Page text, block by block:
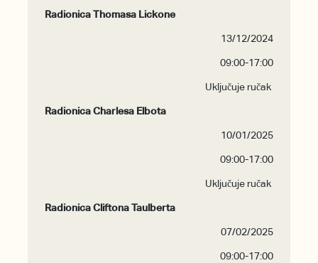
Radionica Thomasa Lickone
13/12/2024
09:00-17:00
Uključuje ručak
Radionica Charlesa Elbota
10/01/2025
09:00-17:00
Uključuje ručak
Radionica Cliftona Taulberta
07/02/2025
09:00-17:00